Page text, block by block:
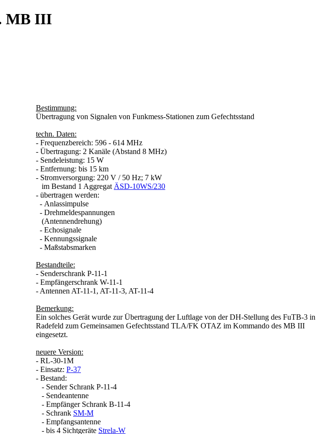
MB III
Bestimmung:
Übertragung von Signalen von Funkmess-Stationen zum Gefechtsstand
techn. Daten:
- Frequenzbereich: 596 - 614 MHz
- Übertragung: 2 Kanäle (Abstand 8 MHz)
- Sendeleistung: 15 W
- Entfernung: bis 15 km
- Stromversorgung: 220 V / 50 Hz; 7 kW
im Bestand 1 Aggregat ÄSD-10WS/230
- übertragen werden:
- Anlassimpulse
- Drehmeldespannungen
(Antennendrehung)
- Echosignale
- Kennungssignale
- Maßstabsmarken
Bestandteile:
- Senderschrank P-11-1
- Empfängerschrank W-11-1
- Antennen AT-11-1, AT-11-3, AT-11-4
Bemerkung:
Ein solches Gerät wurde zur Übertragung der Luftlage von der DH-Stellung des FuTB-3 in
Radefeld zum Gemeinsamen Gefechtsstand TLA/FK OTAZ im Kommando des MB III
eingesetzt.
neuere Version:
- RL-30-1M
- Einsatz: P-37
- Bestand:
- Sender Schrank P-11-4
- Sendeantenne
- Empfänger Schrank B-11-4
- Schrank SM-M
- Empfangsantenne
- bis 4 Sichtgeräte Strela-W